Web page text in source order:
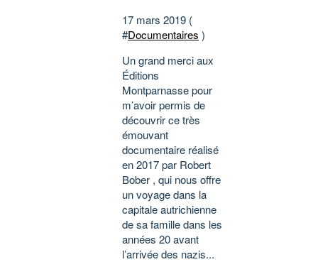
17 mars 2019 (
#Documentaires )
Un grand merci aux
Éditions
Montparnasse pour
m’avoir permis de
découvrir ce très
émouvant
documentaire réalisé
en 2017 par Robert
Bober , qui nous offre
un voyage dans la
capitale autrichienne
de sa famille dans les
années 20 avant
l’arrivée des nazis...